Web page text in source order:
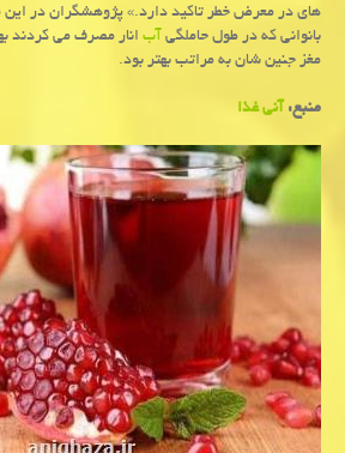
های در معرض خطر تاكید دارد.» پژوهشگران در این
بانوانی كه در طول حاملگیآبانار مصرف می كردند
مغز جنین شان به مراتب بهتر بود.
منبع:آنی غذا